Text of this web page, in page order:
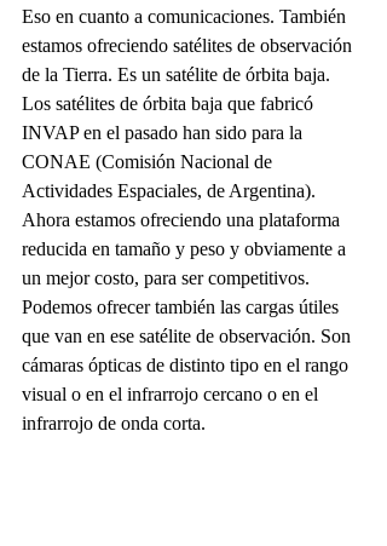
Eso en cuanto a comunicaciones. También
estamos ofreciendo satélites de observación
de la Tierra. Es un satélite de órbita baja.
Los satélites de órbita baja que fabricó
INVAP en el pasado han sido para la
CONAE (Comisión Nacional de
Actividades Espaciales, de Argentina).
Ahora estamos ofreciendo una plataforma
reducida en tamaño y peso y obviamente a
un mejor costo, para ser competitivos.
Podemos ofrecer también las cargas útiles
que van en ese satélite de observación. Son
cámaras ópticas de distinto tipo en el rango
visual o en el infrarrojo cercano o en el
infrarrojo de onda corta.